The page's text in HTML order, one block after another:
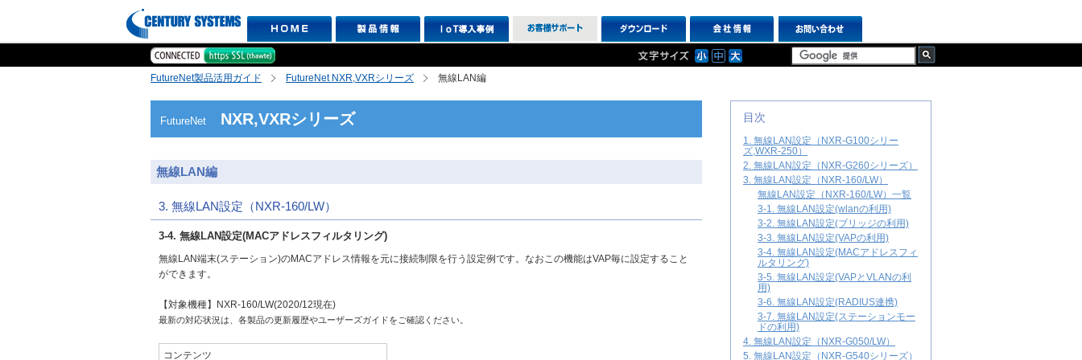
FutureNet製品活用ガイド FutureNet NXR,VXRシリーズ 無線LAN編
FutureNet NXR,VXRシリーズ
無線LAN編
3. 無線LAN設定（NXR-160/LW）
3-4. 無線LAN設定(MACアドレスフィルタリング)
無線LAN端末(ステーション)のMACアドレス情報を元に接続制限を行う設定例です。なおこの機能はVAP毎に設定すること
ができます。
【対象機種】NXR-160/LW(2020/12現在)
最新の対応状況は、各製品の更新履歴やユーザーズガイドをご確認ください。
コンテンツ
目次
1. 無線LAN設定（NXR-G100シリー
ズ,WXR-250）
2. 無線LAN設定（NXR-G260シリーズ）
3. 無線LAN設定（NXR-160/LW）
無線LAN設定（NXR-160/LW）一覧
3-1. 無線LAN設定(wlanの利用)
3-2. 無線LAN設定(ブリッジの利用)
3-3. 無線LAN設定(VAPの利用)
3-4. 無線LAN設定(MACアドレスフィ
ルタリング)
3-5. 無線LAN設定(VAPとVLANの利
用)
3-6. 無線LAN設定(RADIUS連携)
3-7. 無線LAN設定(ステーションモー
ドの利用)
4. 無線LAN設定（NXR-G050/LW）
5. 無線LAN設定（NXR-G540シリーズ）